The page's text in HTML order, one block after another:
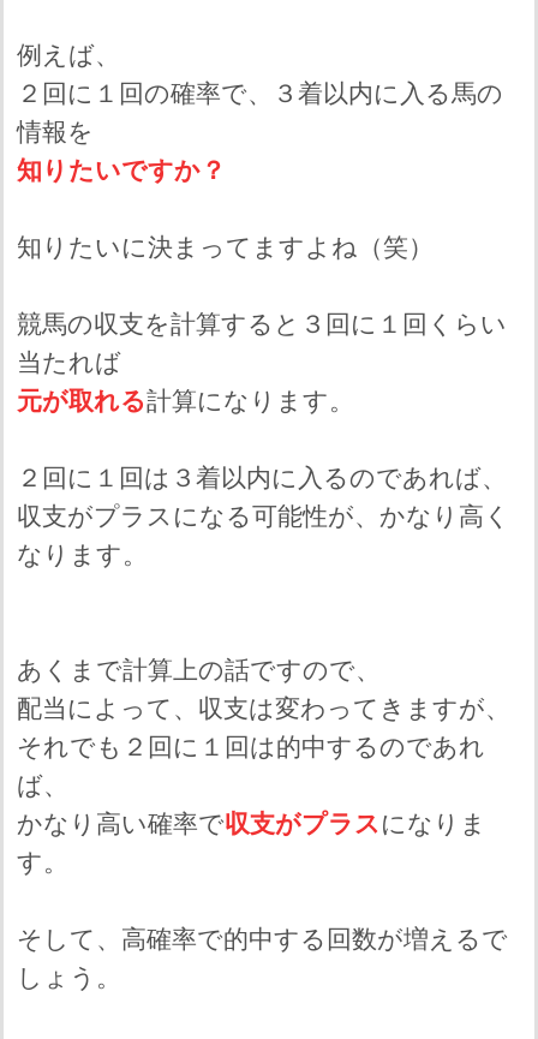
例えば、
２回に１回の確率で、３着以内に入る馬の
情報を
知りたいですか？
知りたいに決まってますよね（笑）
競馬の収支を計算すると３回に１回くらい
当たれば
元が取れる計算になります。
２回に１回は３着以内に入るのであれば、
収支がプラスになる可能性が、かなり高く
なります。
あくまで計算上の話ですので、
配当によって、収支は変わってきますが、
それでも２回に１回は的中するのであれ
ば、
かなり高い確率で収支がプラス になりま
す。
そして、高確率で的中する回数が増えるで
しょう。